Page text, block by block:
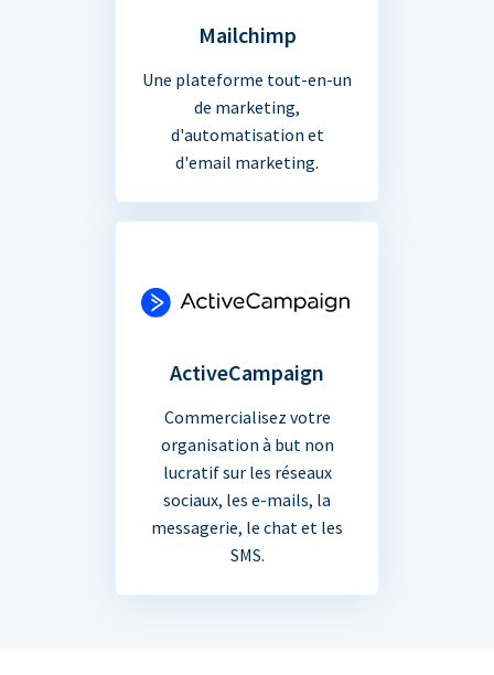
Mailchimp
Une plateforme tout-en-un
de marketing,
d'automatisation et
d'email marketing.
ActiveCampaign
Commercialisez votre
organisation à but non
lucratif sur les réseaux
sociaux, les e-mails, la
messagerie, le chat et les
SMS.